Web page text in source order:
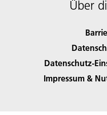
Über
Datenschutz-
Impressum &